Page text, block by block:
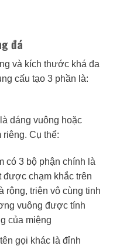
đá
và kích thước khá đa
cấu tạo 3 phần là:
dáng vuông hoặc
riêng. Cụ thể:
có 3 bộ phận chính là
được chạm khắc trên
rộng, triện vô cùng tinh
vuông được tính
của miệng
gọi khác là đỉnh